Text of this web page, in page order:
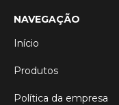
NAVEGAÇÃO
Início
Produtos
Política da empresa